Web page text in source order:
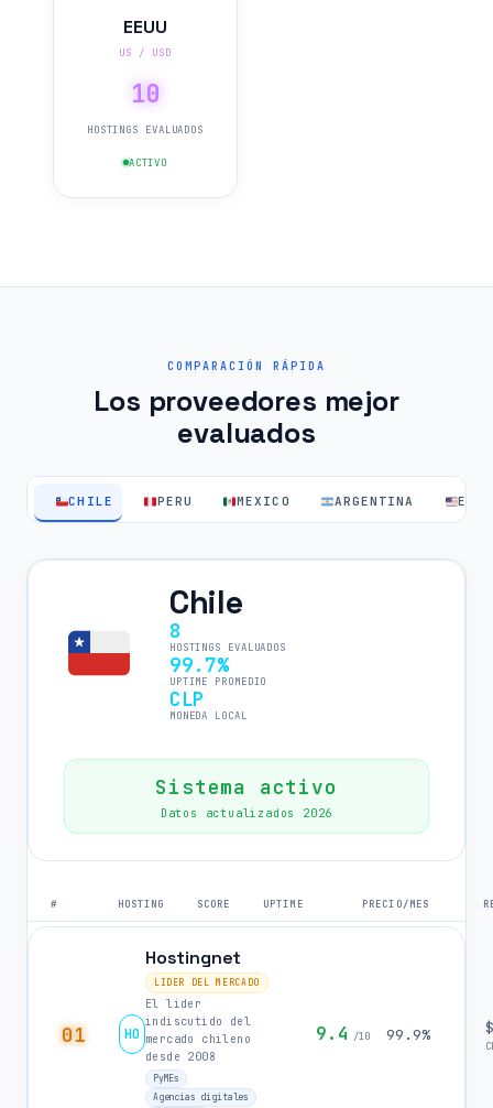
EEUU
US / USD
10
HOSTINGS EVALUADOS
ACTIVO
COMPARACIÓN RÁPIDA
Los proveedores mejor
evaluados
CHILE PERU MEXICO ARGENTINA EEUU
Chile
8
HOSTINGS EVALUADOS
99.7%
UPTIME PROMEDIO
CLP
MONEDA LOCAL
Sistema activo
Datos actualizados 2026
# HOSTING SCORE UPTIME PRECIO/MES
01 HO
Hostingnet
LIDER DEL MERCADO
El lider
indiscutido del
mercado chileno
desde 2008
PyMEs
Agencias digitales
9.4 /10 99.9%